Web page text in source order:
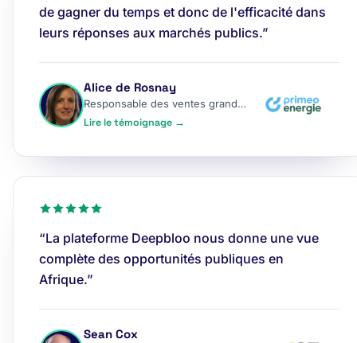
de gagner du temps et donc de l'efficacité dans
leurs réponses aux marchés publics.”
Alice de Rosnay
Responsable des ventes grands comptes
Lire le témoignage →
“La plateforme Deepbloo nous donne une vue
complète des opportunités publiques en
Afrique.”
Sean Cox